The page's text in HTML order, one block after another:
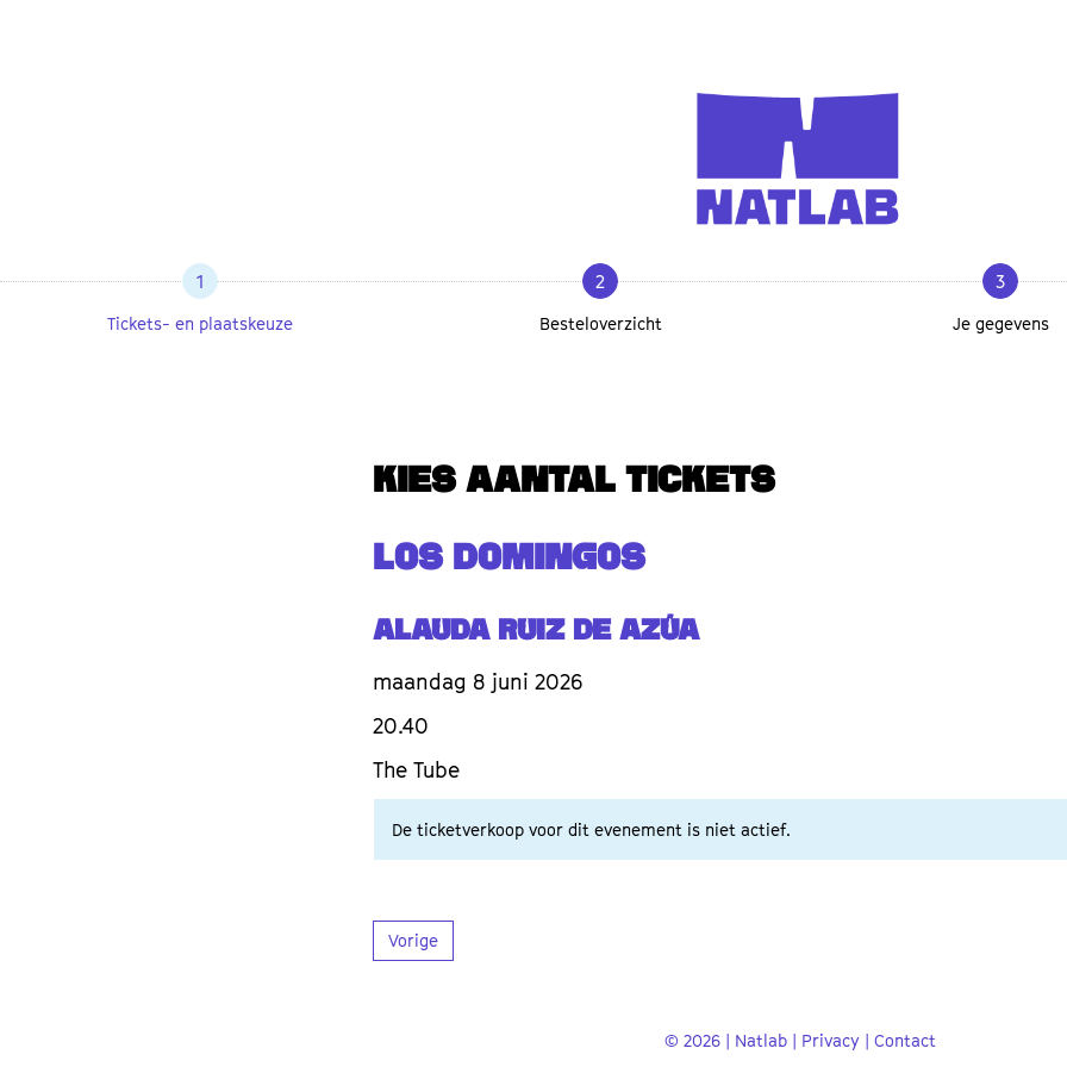
1
Tickets- en plaatskeuze
2
Besteloverzicht
3
Je gegevens
KIES AANTAL TICKETS
LOS DOMINGOS
Alauda Ruiz de Azúa
maandag 8 juni 2026
20.40
The Tube
De ticketverkoop voor dit evenement is niet actief.
Vorige
© 2026 | Natlab | Privacy | Contact